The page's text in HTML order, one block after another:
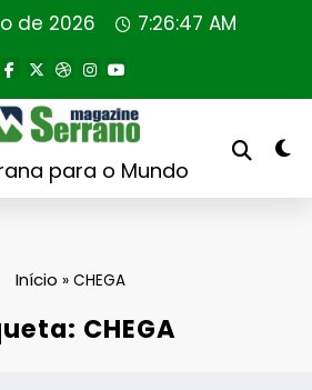
de 2026 7:26:47 AM
para o Mundo
Início »CHEGA
CHEGA